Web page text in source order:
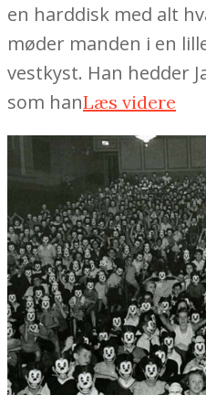
en harddisk med alt
møder manden i en
vestkyst. Han hedder
som hanLæs videre